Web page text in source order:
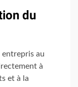
du
entrepris au
à
et à la